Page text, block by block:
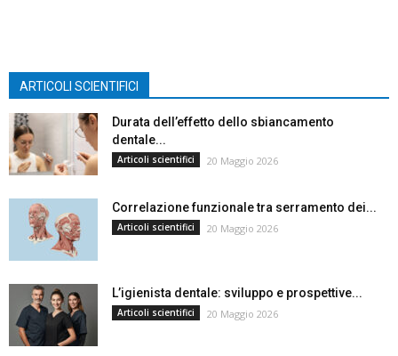
ARTICOLI SCIENTIFICI
Durata dell’effetto dello sbiancamento
dentale...
Articoli scientifici 20 Maggio 2026
Correlazione funzionale tra serramento dei...
Articoli scientifici 20 Maggio 2026
L’igienista dentale: sviluppo e prospettive...
Articoli scientifici 20 Maggio 2026